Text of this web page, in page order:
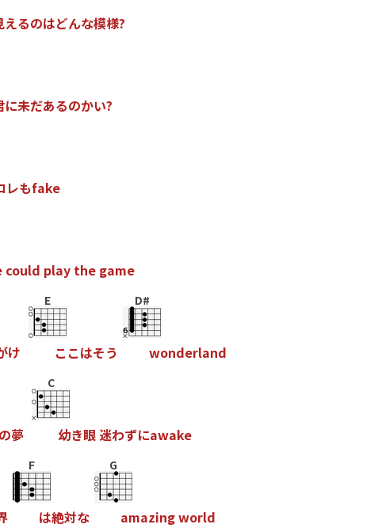
えるのはどんな模様?
に未だあるのかい?
レもfake
could play the game
け
E
こ こはそう
D#
wonderland
の夢
C
幼き眼 迷わずにawake
F
は絶対な
G
amazingworld